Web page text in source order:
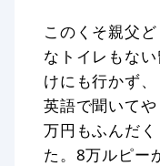
このくそ親父
なトイレもな
けにも行かず
英語で聞いて
万円もふんだ
た。8万ルピー